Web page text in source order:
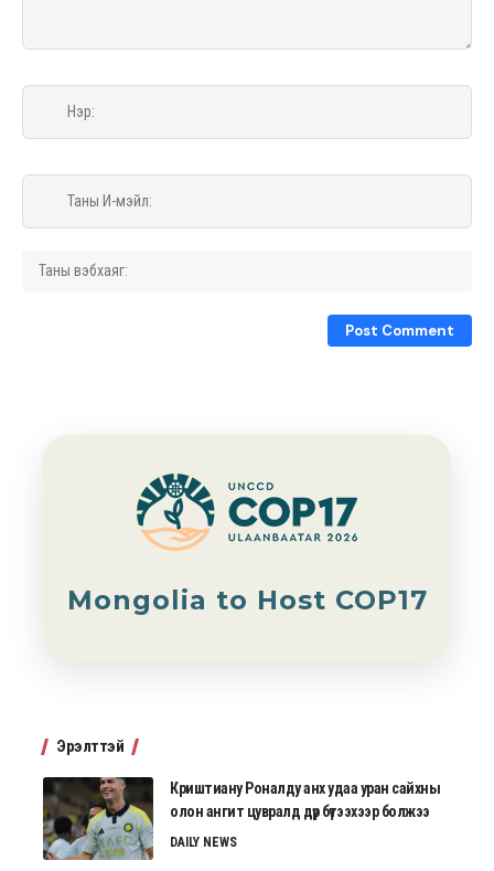
Mongolia to Host COP17
Эрэлттэй
Криштиану Роналду анх удаа уран сайхны
олон ангит цувралд дүр бүтээхээр болжээ
DAILY NEWS